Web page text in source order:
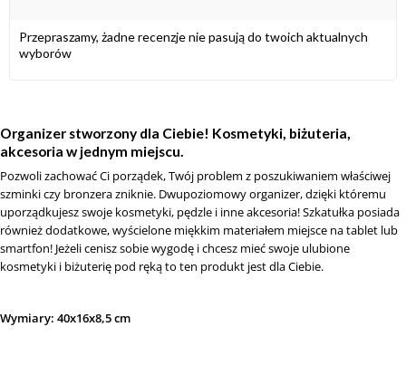
Przepraszamy, żadne recenzje nie pasują do twoich aktualnych
wyborów
Organizer stworzony dla Ciebie! Kosmetyki, biżuteria,
akcesoria w jednym miejscu.
Pozwoli zachować Ci porządek, Twój problem z poszukiwaniem właściwej
szminki czy bronzera zniknie. Dwupoziomowy organizer, dzięki któremu
uporządkujesz swoje kosmetyki, pędzle i inne akcesoria! Szkatułka posiada
również dodatkowe, wyścielone miękkim materiałem miejsce na tablet lub
smartfon! Jeżeli cenisz sobie wygodę i chcesz mieć swoje ulubione
kosmetyki i biżuterię pod ręką to ten produkt jest dla Ciebie.
Wymiary: 40x16x8,5 cm